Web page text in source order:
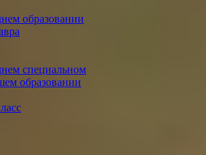
образовании
специальном
образовании